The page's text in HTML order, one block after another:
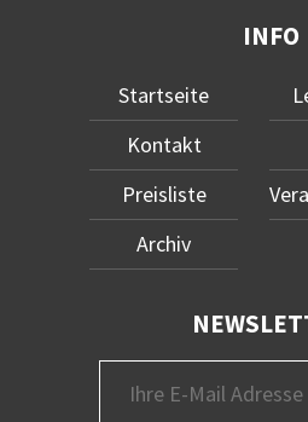
INFO
Startseite
Kontakt
Preisliste
Archiv